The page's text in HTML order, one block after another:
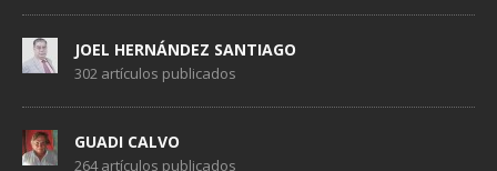
JOEL HERNÁNDEZ SANTIAGO
302 artículos publicados
GUADI CALVO
264 artículos publicados